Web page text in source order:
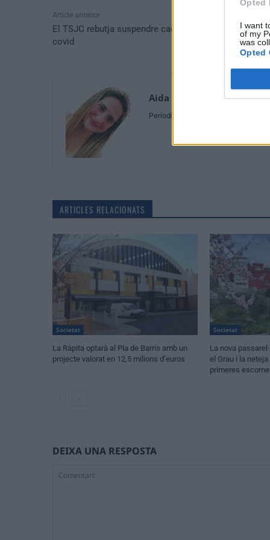
Opted
I want
of my
was
Opted
Article anterior
El TSJC rebutja suspendre cautelarment el passaport
covid
Aida Cid
Periodista
ARTICLES RELACIONATS
Societat
La Ràpita optarà al Pla de Barris amb un
projecte valorat en 12,5 milions d’euros
Societat
La nova
el Grau i la
primeres
DEIXA UNA RESPOSTA